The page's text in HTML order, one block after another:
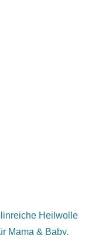
Heilwolle
Mama & Baby.